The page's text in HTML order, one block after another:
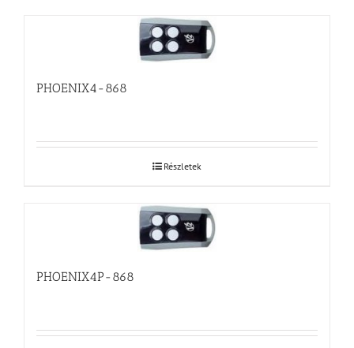
PHOENIX4-868
Részletek
PHOENIX4P-868